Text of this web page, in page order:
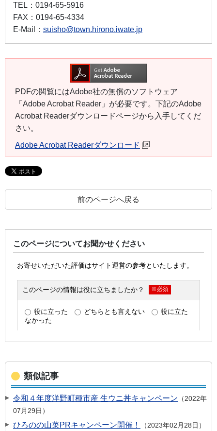
TEL： 0194-65-5916
FAX： 0194-65-4334
E-Mail： suisho@town.hirono.iwate.jp
PDFの閲覧にはAdobe社の無償のソフトウェア
「Adobe Acrobat Reader」が必要です。下記のAdobe
Acrobat Readerダウンロードページから入手してくだ
さい。
Adobe Acrobat Readerダウンロード
前のページへ戻る
このページについてお聞かせください
類似記事
令和４年度洋野町種市産 生ウニ丼キャンペーン
2022年
07月29日
ひろのの山菜PRキャンペーン開催！ 2023年02月28日